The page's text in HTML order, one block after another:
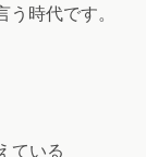
時代です。
ている